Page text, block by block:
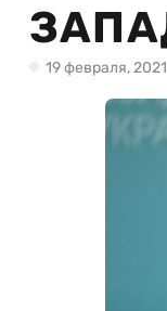
19 февраля,